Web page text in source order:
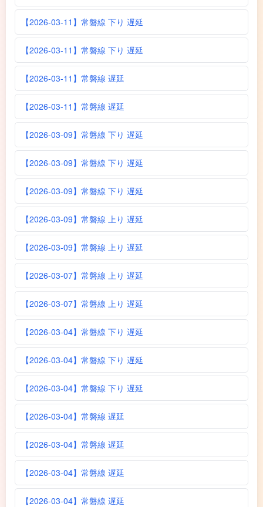
【2026-03-11】常磐線 下り 遅延
【2026-03-11】常磐線 下り 遅延
【2026-03-11】常磐線 遅延
【2026-03-11】常磐線 遅延
【2026-03-09】常磐線 下り 遅延
【2026-03-09】常磐線 下り 遅延
【2026-03-09】常磐線 下り 遅延
【2026-03-09】常磐線 上り 遅延
【2026-03-09】常磐線 上り 遅延
【2026-03-07】常磐線 上り 遅延
【2026-03-07】常磐線 上り 遅延
【2026-03-04】常磐線 下り 遅延
【2026-03-04】常磐線 下り 遅延
【2026-03-04】常磐線 下り 遅延
【2026-03-04】常磐線 遅延
【2026-03-04】常磐線 遅延
【2026-03-04】常磐線 遅延
【2026-03-04】常磐線 遅延